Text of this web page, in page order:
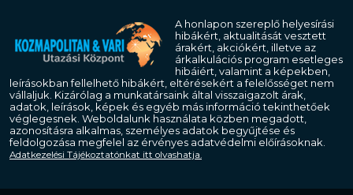
A honlapon szereplő helyesírási
hibákért, aktualitását vesztett
árakért, akciókért, illetve az
árkalkulációs program esetleges
hibáiért, valamint a képekben,
leírásokban fellelhető hibákért, eltérésekért a felelősséget nem
vállaljuk. Kizárólag a munkatársaink által visszaigazolt árak,
adatok, leírások, képek és egyéb más információ tekinthetőek
véglegesnek. Weboldalunk használata közben megadott,
azonosításra alkalmas, személyes adatok begyűjtése és
feldolgozása megfelel az érvényes adatvédelmi előírásoknak.
Adatkezelési Tájékoztatónkat itt olvashatja.